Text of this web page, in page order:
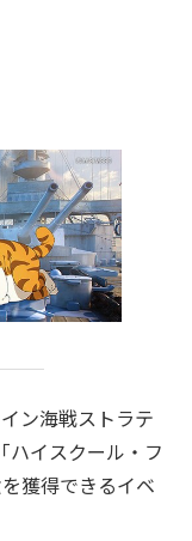
ン海戦ストラテ
イスクール・フ
獲得できるイベ